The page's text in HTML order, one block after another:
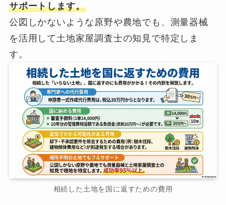
サポートします。
公図しかないような原野や農地でも、測量器械
を活用して土地家屋調査士の知見で特定しま
す。
相続した土地を国に返すための費用